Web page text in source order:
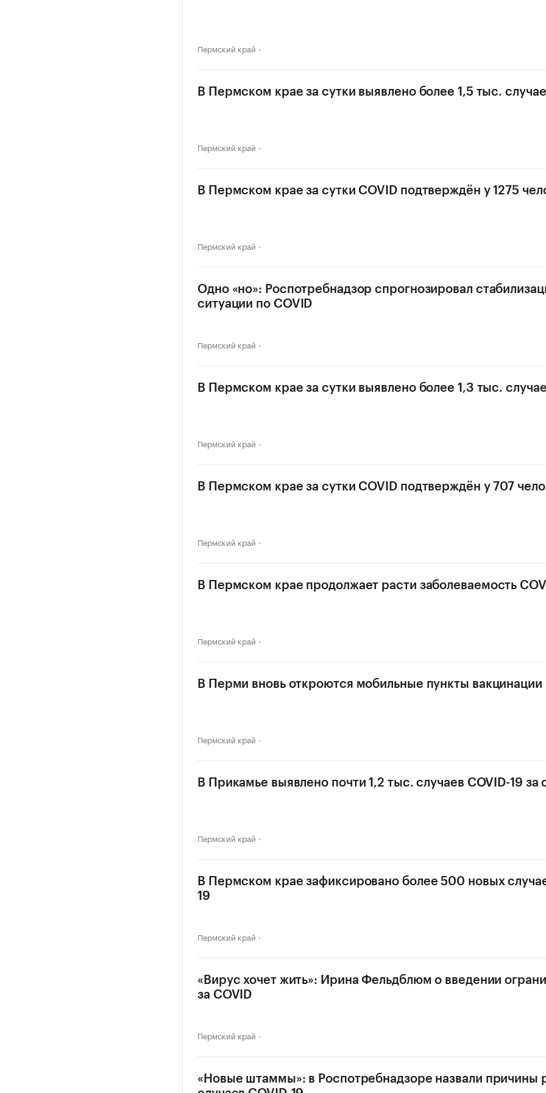
Пермский край
В Пермском крае за сутки выявлено более 1,5 тыс.
Пермский край
В Пермском крае за сутки COVID подтверждён у 1275
Пермский край
Одно «но»: Роспотребнадзор спрогнозировал
ситуации по COVID
Пермский край
В Пермском крае за сутки выявлено более 1,3 тыс.
Пермский край
В Пермском крае за сутки COVID подтверждён у 707
Пермский край
В Пермском крае продолжает расти заболеваемость
Пермский край
В Перми вновь откроются мобильные пункты вакцинации
Пермский край
В Прикамье выявлено почти 1,2 тыс. случаев COVID-19 за
Пермский край
В Пермском крае зафиксировано более 500 новых
19
Пермский край
«Вирус хочет жить»: Ирина Фельдблюм о введении
за COVID
Пермский край
«Новые штаммы»: в Роспотребнадзоре назвали причины